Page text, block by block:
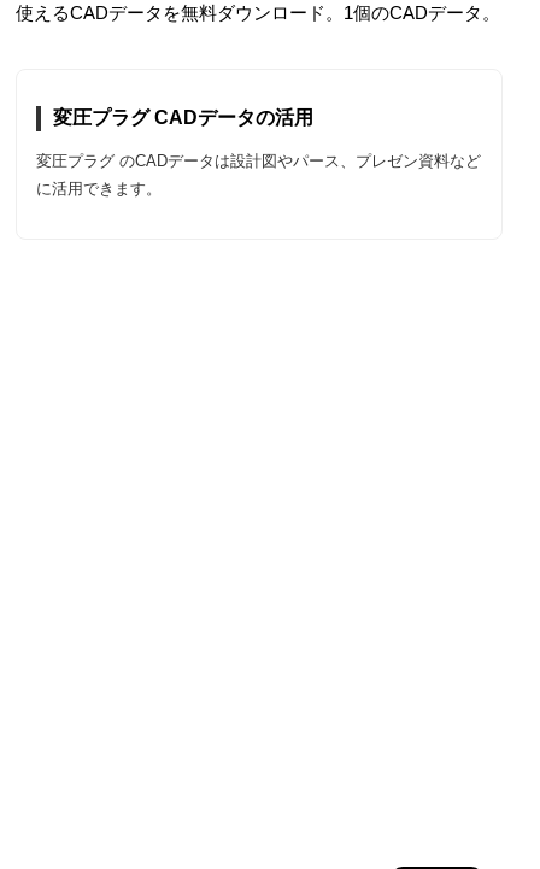
使えるCADデータを無料ダウンロード。1個のCADデータ。
変圧プラグ CADデータの活用
変圧プラグ のCADデータは設計図やパース、プレゼン資料など
に活用できます。